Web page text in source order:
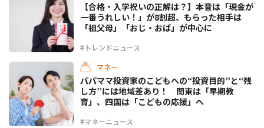
#トレンドニュース
【合格・入学祝いの正解は？】本音は「現金が
一番うれしい！」が8割超、もらった相手は
「祖父母」「おじ・おば」が中心に
マネー
#マネーニュース
パパママ投資家のこどもへの“投資目的”と“残
し方”には地域差あり！ 関東は「早期教
育」、四国は「こどもの応援」へ